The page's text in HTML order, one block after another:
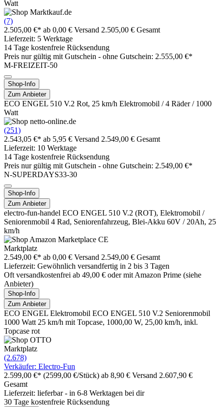
Watt
(7)
2.505,00 €* ab 0,00 € Versand 2.505,00 € Gesamt
Lieferzeit: 5 Werktage
14 Tage kostenfreie Rücksendung
Preis nur gültig mit Gutschein - ohne Gutschein: 2.555,00 €*
M-FREIZEIT-50
Shop-Info
Zum Anbieter
ECO ENGEL 510 V.2 Rot, 25 km/h Elektromobil / 4 Räder / 1000
Watt
(251)
2.543,05 €* ab 5,95 € Versand 2.549,00 € Gesamt
Lieferzeit: 10 Werktage
14 Tage kostenfreie Rücksendung
Preis nur gültig mit Gutschein - ohne Gutschein: 2.549,00 €*
N-SUPERDAYS33-30
Shop-Info
Zum Anbieter
electro-fun-handel ECO ENGEL 510 V.2 (ROT), Elektromobil /
Seniorenmobil 4 Rad, Seniorenfahrzeug, Blei-Akku 60V / 20Ah, 25
km/h
Marktplatz
2.549,00 €* ab 0,00 € Versand 2.549,00 € Gesamt
Lieferzeit: Gewöhnlich versandfertig in 2 bis 3 Tagen
Oft versandkostenfrei ab 49,00 € oder mit Amazon Prime (siehe
Anbieter)
Shop-Info
Zum Anbieter
ECO ENGEL Elektromobil ECO ENGEL 510 V.2 Seniorenmobil
1000 Watt 25 km/h mit Topcase, 1000,00 W, 25,00 km/h, inkl.
Topcase rot
Marktplatz
(2.678)
Verkäufer: Electro-Fun
2.599,00 €* (2599,00 €/Stück) ab 8,90 € Versand 2.607,90 €
Gesamt
Lieferzeit: lieferbar - in 6-8 Werktagen bei dir
30 Tage kostenfreie Rücksendung